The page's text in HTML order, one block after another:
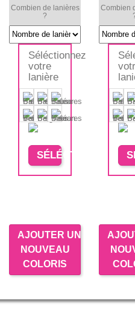
Combien de lanières
?
Séléctionnez
votre
lanière
SÉLÉCTIONNER
AJOUTER UN
NOUVEAU
COLORIS
Combien